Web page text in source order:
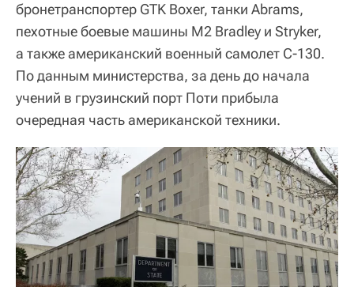
бронетранспортер GTK Boxer, танки Abrams,
пехотные боевые машины M2 Bradley и Stryker,
а также американский военный самолет C-130.
По данным министерства, за день до начала
учений в грузинский порт Поти прибыла
очередная часть американской техники.